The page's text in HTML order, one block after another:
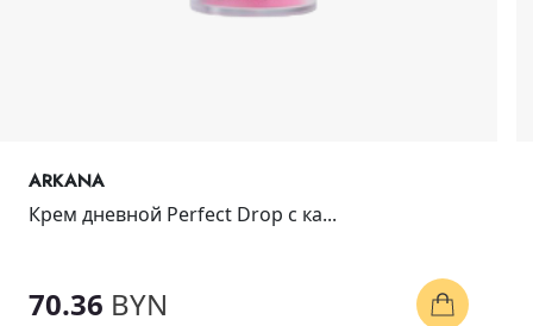
ARKANA
Крем дневной Perfect Drop с ка...
70.36 BYN